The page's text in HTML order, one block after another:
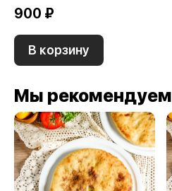
900 ₽
В корзину
Мы рекомендуем